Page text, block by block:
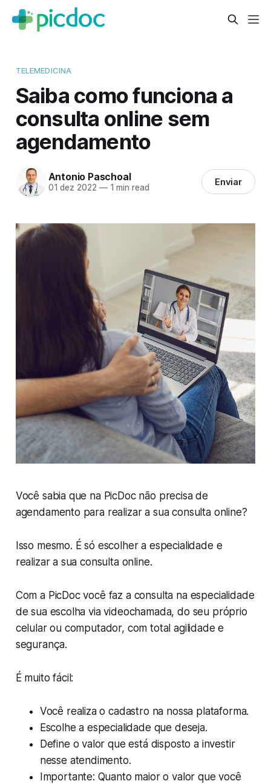
TELEMEDICINA
Saiba como funciona a
consulta online sem
agendamento
Antonio Paschoal
01 dez 2022 —1 min read Enviar
Você sabia que na PicDoc não precisa de
agendamento para realizar a sua consulta online?
Isso mesmo. É só escolher a especialidade e
realizar a sua consulta online.
Com a PicDoc você faz a consulta na especialidade
de sua escolha via videochamada, do seu próprio
celular ou computador, com total agilidade e
segurança.
É muito fácil:
Você realiza o cadastro na nossa plataforma.
Escolhe a especialidade que deseja.
Define o valor que está disposto a investir
nesse atendimento.
Importante: Quanto maior o valor que você